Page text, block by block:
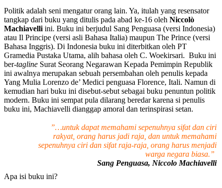
Politik adalah seni mengatur orang lain. Ya, itulah yang resensator
tangkap dari buku yang ditulis pada abad ke-16 oleh Niccolò
Machiavelli ini. Buku ini berjudul Sang Penguasa (versi Indonesia)
atau Il Principe (versi asli Bahasa Italia) maupun The Prince (versi
Bahasa Inggris). Di Indonesia buku ini diterbitkan oleh PT
Gramedia Pustaka Utama, alih bahasa oleh C. Woekirsari. Buku ini
ber-tagline Surat Seorang Negarawan Kepada Pemimpin Republik
ini awalnya merupakan sebuah persembahan oleh penulis kepada
Yang Mulia Lorenzo de’ Medici penguasa Florence, Itali. Namun di
kemudian hari buku ini disebut-sebut sebagai buku penuntun politik
modern. Buku ini sempat pula dilarang beredar karena si penulis
buku ini, Machiavelli dianggap amoral dan terinspirasi setan.
”…untuk dapat memahami sepenuhnya sifat dan ciri
rakyat, orang harus jadi raja, dan untuk memahami
sepenuhnya ciri dan sifat raja-raja, orang harus menjadi
warga negara biasa.”
Sang Penguasa, Niccolo Machiavelli
Apa isi buku ini?